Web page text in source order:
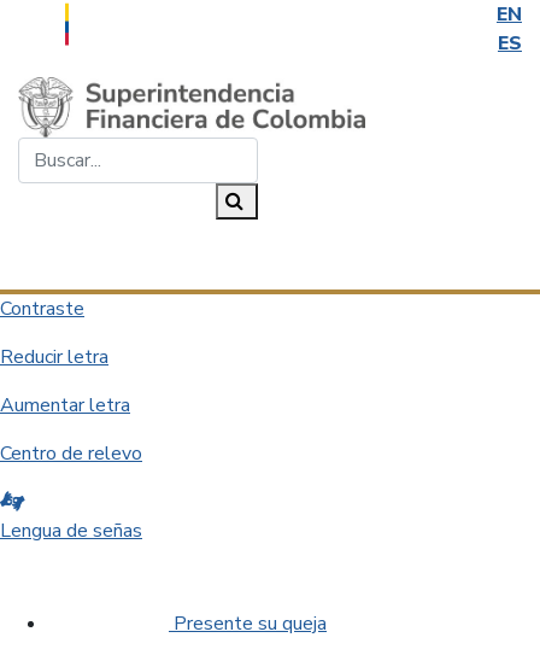
EN
ES
Saltar al contenido principal
Contraste
Reducir letra
Aumentar letra
Centro de relevo
Lengua de señas
Presente su queja